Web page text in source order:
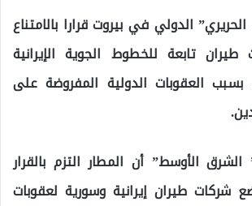
الدولي في بيروت قرارا بالامتناع
تابعة للخطوط الجوية الإيرانية
بسبب العقوبات الدولية المفروضة على
الأوسط” أن المطار التزم بالقرار
شركات طيران إيرانية وسورية لعقوبات